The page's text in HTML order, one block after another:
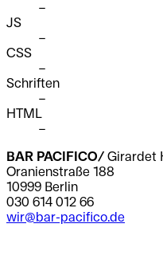
–
JS
–
CSS
–
Schriften
–
HTML
–
BAR PACIFICO/ Girardet
Oranienstraße 188
10999 Berlin
030 614 012 66
wir@bar-pacifico.de